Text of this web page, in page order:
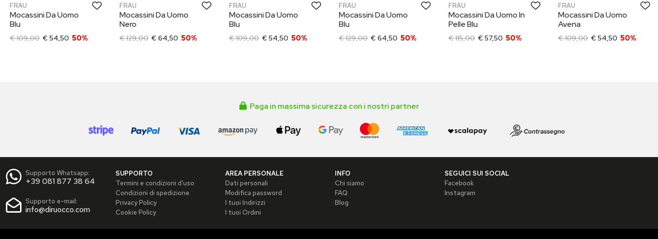
FRAU
Mocassini Da Uomo
Blu
€ 109,00 € 54,50 50%
FRAU
Mocassini Da Uomo
Nero
€ 129,00 € 64,50 50%
FRAU
Mocassini Da Uomo
Blu
€ 109,00 € 54,50 50%
FRAU
Mocassini Da Uomo
Blu
€ 129,00 € 64,50 50%
FRAU
Mocassini Da Uomo In
Pelle Blu
€ 115,00 € 57,50 50%
FRAU
Mocassini Da Uomo
Avena
€ 109,00 € 54,50 50%
Paga in massima sicurezza con i nostri partner
Supporto Whatsapp:
+39 081 877 38 64
Supporto e-mail:
info@diruocco.com
SUPPORTO
Termini e condizioni d'uso
Condizioni di spedizione
Privacy Policy
Cookie Policy
AREA PERSONALE
Dati personali
Modifica password
I tuoi Indirizzi
I tuoi Ordini
INFO
Chi siamo
FAQ
Blog
SEGUICI SUI SOCIAL
Facebook
Instagram